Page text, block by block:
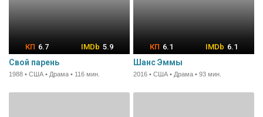
6.7 5.9
Свой парень
1988 • США • Драма • 116 мин.
6.1 6.1
Шанс Эммы
2016 • США • Драма • 93 мин.